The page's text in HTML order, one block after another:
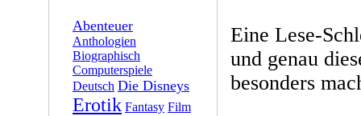
Abenteuer
Anthologien
Biographisch
Computerspiele
Deutsch Die Disneys
Erotik Fantasy Film
Eine Lese-
und genau
besonders